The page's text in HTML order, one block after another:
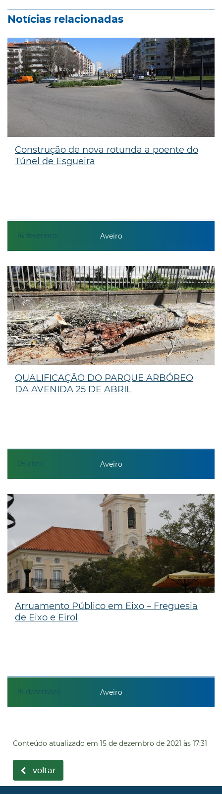
Notícias relacionadas
16 fevereiro
Construção de nova rotunda a poente do
Túnel de Esgueira
Aveiro
05 abril
QUALIFICAÇÃO DO PARQUE ARBÓREO
DA AVENIDA 25 DE ABRIL
Aveiro
15 dezembro
Arruamento Público em Eixo – Freguesia
de Eixo e Eirol
Aveiro
Conteúdo atualizado em 15 de dezembro de 2021 às 17:31
voltar